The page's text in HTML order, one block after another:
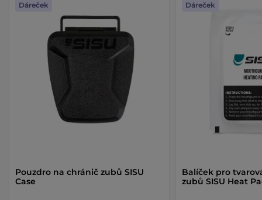
Pouzdro na chránič zubů SISU
Case
Dáreček
Balíček pro
zubů SISU Heat
Dáreček